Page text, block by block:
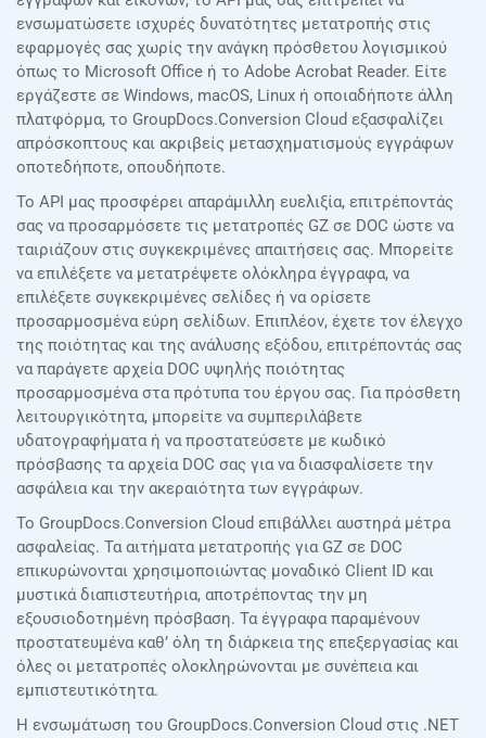
ενσωματώσετε ισχυρές δυνατότητες μετατροπής στις
εφαρμογές σας χωρίς την ανάγκη πρόσθετου λογισμικού
όπως το Microsoft Office ή το Adobe Acrobat Reader. Είτε
εργάζεστε σε Windows, macOS, Linux ή οποιαδήποτε άλλη
πλατφόρμα, το GroupDocs.Conversion Cloud εξασφαλίζει
απρόσκοπτους και ακριβείς μετασχηματισμούς εγγράφων
οποτεδήποτε, οπουδήποτε.
Το API μας προσφέρει απαράμιλλη ευελιξία, επιτρέποντάς
σας να προσαρμόσετε τις μετατροπές GZ σε DOC ώστε να
ταιριάζουν στις συγκεκριμένες απαιτήσεις σας. Μπορείτε
να επιλέξετε να μετατρέψετε ολόκληρα έγγραφα, να
επιλέξετε συγκεκριμένες σελίδες ή να ορίσετε
προσαρμοσμένα εύρη σελίδων. Επιπλέον, έχετε τον έλεγχο
της ποιότητας και της ανάλυσης εξόδου, επιτρέποντάς σας
να παράγετε αρχεία DOC υψηλής ποιότητας
προσαρμοσμένα στα πρότυπα του έργου σας. Για πρόσθετη
λειτουργικότητα, μπορείτε να συμπεριλάβετε
υδατογραφήματα ή να προστατεύσετε με κωδικό
πρόσβασης τα αρχεία DOC σας για να διασφαλίσετε την
ασφάλεια και την ακεραιότητα των εγγράφων.
Το GroupDocs.Conversion Cloud επιβάλλει αυστηρά μέτρα
ασφαλείας. Τα αιτήματα μετατροπής για GZ σε DOC
επικυρώνονται χρησιμοποιώντας μοναδικό Client ID και
μυστικά διαπιστευτήρια, αποτρέποντας την μη
εξουσιοδοτημένη πρόσβαση. Τα έγγραφα παραμένουν
προστατευμένα καθ’ όλη τη διάρκεια της επεξεργασίας και
όλες οι μετατροπές ολοκληρώνονται με συνέπεια και
εμπιστευτικότητα.
Η ενσωμάτωση του GroupDocs.Conversion Cloud στις .NET